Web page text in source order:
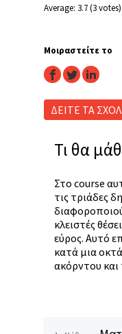
Average: 3.7(3votes)
Μοιραστείτε το
facebook
twitterlinkedin
ΔΕΙΤΕ ΤΑ
Τι θα
Στο course
τις τριάδες
κλειστές
εύρος. Αυτό
κατά μια
ακόρντου